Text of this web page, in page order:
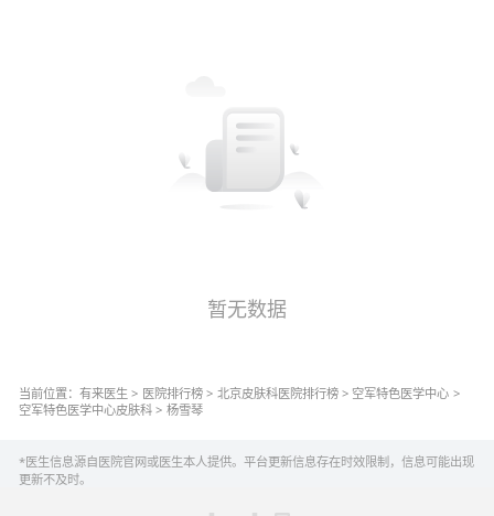
暂无数据
当前位置： 有来医生 > 医院排行榜 > 北京皮肤科医院排行榜 > 空军特色医学中心 >
空军特色医学中心皮肤科 > 杨雪琴
*医生信息源自医院官网或医生本人提供。平台更新信息存在时效限制，信息可能出现
更新不及时。